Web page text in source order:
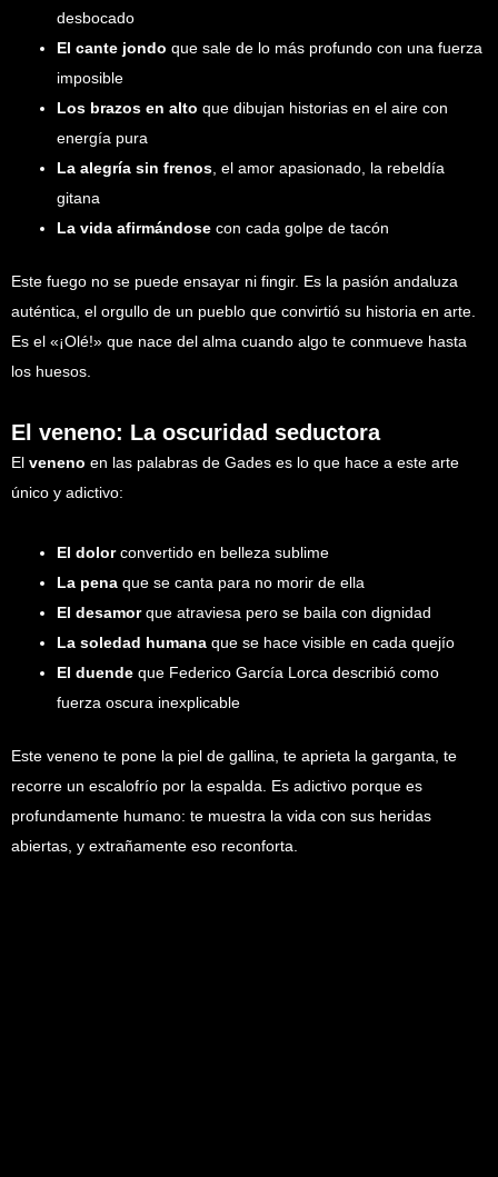
desbocado
El cante jondo que sale de lo más profundo con una fuerza
imposible
Los brazos en alto que dibujan historias en el aire con
energía pura
La alegría sin frenos, el amor apasionado, la rebeldía
gitana
La vida afirmándose con cada golpe de tacón
Este fuego no se puede ensayar ni fingir. Es la pasión andaluza
auténtica, el orgullo de un pueblo que convirtió su historia en arte.
Es el «¡Olé!» que nace del alma cuando algo te conmueve hasta
los huesos.
El veneno: La oscuridad seductora
El veneno en las palabras de Gades es lo que hace a este arte
único y adictivo:
El dolorconvertido en belleza sublime
La pena que se canta para no morir de ella
El desamorque atraviesa pero se baila con dignidad
La soledad humana que se hace visible en cada quejío
El duende que Federico García Lorca describió como
fuerza oscura inexplicable
Este veneno te pone la piel de gallina, te aprieta la garganta, te
recorre un escalofrío por la espalda. Es adictivo porque es
profundamente humano: te muestra la vida con sus heridas
abiertas, y extrañamente eso reconforta.